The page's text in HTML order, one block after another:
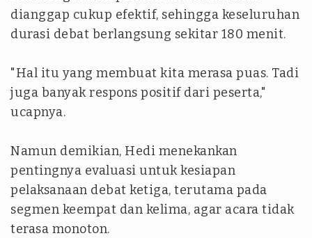
dianggap cukup efektif, sehingga keseluruhan
durasi debat berlangsung sekitar 180 menit.
"Hal itu yang membuat kita merasa puas. Tadi
juga banyak respons positif dari peserta,"
ucapnya.
Namun demikian, Hedi menekankan
pentingnya evaluasi untuk kesiapan
pelaksanaan debat ketiga, terutama pada
segmen keempat dan kelima, agar acara tidak
terasa monoton.